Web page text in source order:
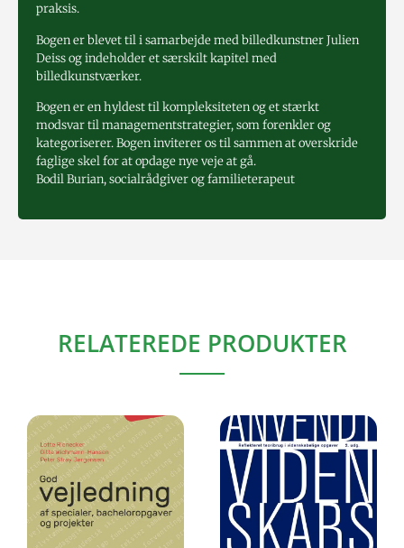
praksis.
Bogen er blevet til i samarbejde med billedkunstner Julien
Deiss og indeholder et særskilt kapitel med
billedkunstværker.
Bogen er en hyldest til kompleksiteten og et stærkt
modsvar til managementstrategier, som forenkler og
kategoriserer. Bogen inviterer os til sammen at overskride
faglige skel for at opdage nye veje at gå.
Bodil Burian, socialrådgiver og familieterapeut
RELATEREDE PRODUKTER